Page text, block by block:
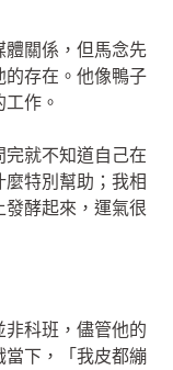
體關係，但馬念先
的存在。他像鴨子
作。
就不知道自己在
特別幫助；我相
酵起來，運氣很
科班，儘管他的
當下，「我皮都繃